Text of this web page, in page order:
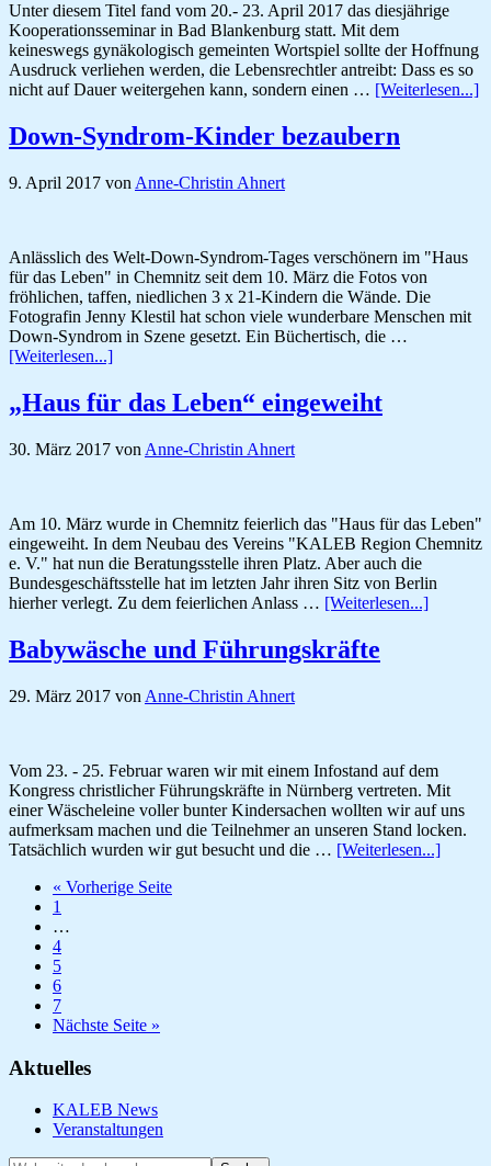
Unter diesem Titel fand vom 20.- 23. April 2017 das diesjährige
Kooperationsseminar in Bad Blankenburg statt. Mit dem
keineswegs gynäkologisch gemeinten Wortspiel sollte der Hoffnung
Ausdruck verliehen werden, die Lebensrechtler antreibt: Dass es so
nicht auf Dauer weitergehen kann, sondern einen … [Weiterlesen...]
Down-Syndrom-Kinder bezaubern
9. April 2017 von Anne-Christin Ahnert
Anlässlich des Welt-Down-Syndrom-Tages verschönern im "Haus
für das Leben" in Chemnitz seit dem 10. März die Fotos von
fröhlichen, taffen, niedlichen 3 x 21-Kindern die Wände. Die
Fotografin Jenny Klestil hat schon viele wunderbare Menschen mit
Down-Syndrom in Szene gesetzt. Ein Büchertisch, die …
[Weiterlesen...]ÜberDown-
Kinder
bezaubern
„Haus für das Leben“ eingeweiht
30. März 2017 von Anne-Christin Ahnert
Am 10. März wurde in Chemnitz feierlich das "Haus für das Leben"
eingeweiht. In dem Neubau des Vereins "KALEB Region Chemnitz
e. V." hat nun die Beratungsstelle ihren Platz. Aber auch die
Bundesgeschäftsstelle hat im letzten Jahr ihren Sitz von Berlin
hierher verlegt. Zu dem feierlichen Anlass … [Weiterlesen...]
Babywäsche und Führungskräfte
29. März 2017 von Anne-Christin Ahnert
Vom 23. - 25. Februar waren wir mit einem Infostand auf dem
Kongress christlicher Führungskräfte in Nürnberg vertreten. Mit
einer Wäscheleine voller bunter Kindersachen wollten wir auf uns
aufmerksam machen und die Teilnehmer an unseren Stand locken.
Tatsächlich wurden wir gut besucht und die … [Weiterlesen...]
« Vorherige Seiteaufrufen
Seite
1
Zwischenseiten
…
Seite
4
Seite
5
Seite
6
Seite
7
Nächste Seite aufrufen
»
Seitenspalte
Aktuelles
KALEB News
Veranstaltungen